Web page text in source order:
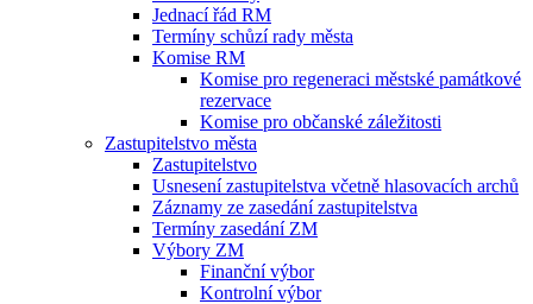
Jednací řád RM
Termíny schůzí rady města
Komise RM
Komise pro regeneraci městské památkové
rezervace
Komise pro občanské záležitosti
Zastupitelstvo města
Zastupitelstvo
Usnesení zastupitelstva včetně hlasovacích archů
Záznamy ze zasedání zastupitelstva
Termíny zasedání ZM
Výbory ZM
Finanční výbor
Kontrolní výbor